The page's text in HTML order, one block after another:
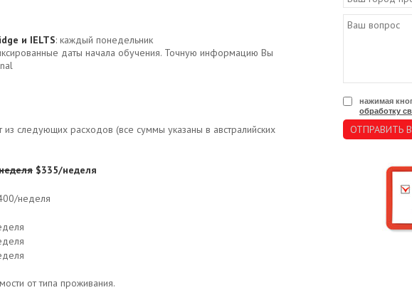
и IELTS: каждый понедельник
даты начала обучения. Точную информацию Вы
из следующих расходов (все суммы указаны в австралийских
$335/неделя
неделя
от типа проживания.
нажимая
обработку
ОТПРАВИТЬ